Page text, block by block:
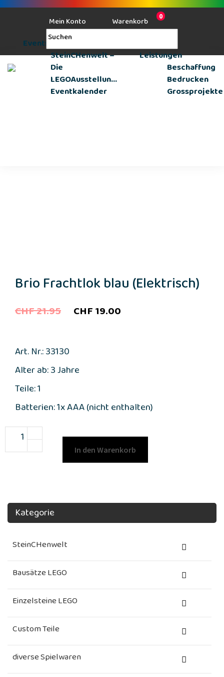
Mein Konto Warenkorb 0
Events
SteinCHenwelt –
Die
LEGOAusstellun...
Eventkalender
Leistungen
Beschaffung
Bedrucken
Grossprojekte
Brio Frachtlok blau (Elektrisch)
CHF21.95 Ursprünglicher
war:
CHF 21.95
CHF19.00
Art. Nr.: 33130
Alter ab: 3 Jahre
Teile: 1
Batterien: 1x AAA (nicht enthalten)
In den Warenkorb
Kategorie
SteinCHenwelt
Bausätze LEGO
Einzelsteine LEGO
Custom Teile
diverse Spielwaren